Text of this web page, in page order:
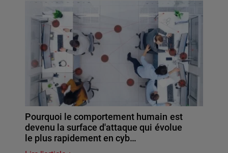
Pourquoi le comportement humain est
devenu la surface d'attaque qui évolue
le plus rapidement en cyb…